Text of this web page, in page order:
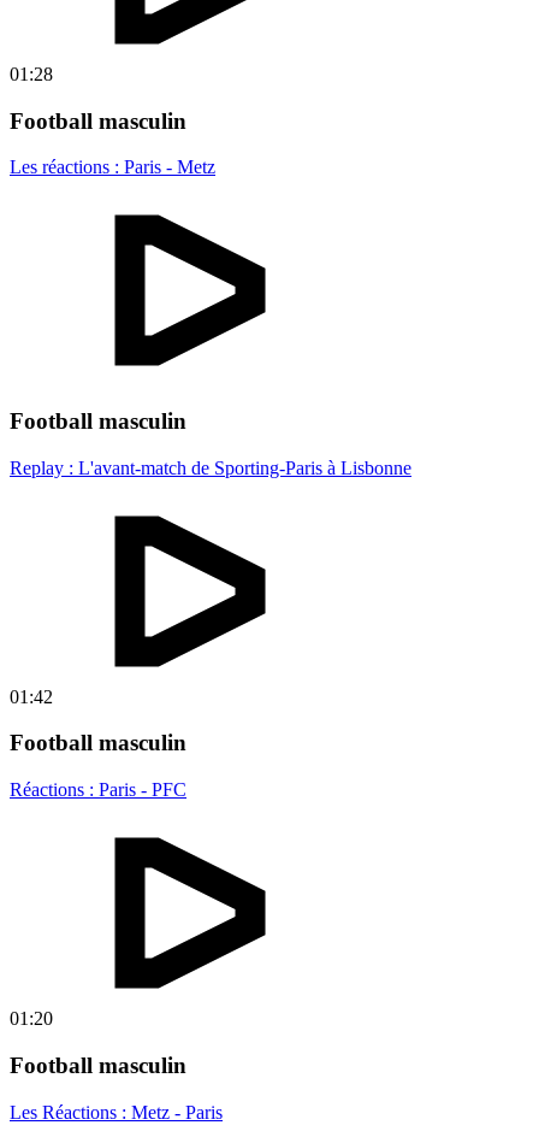
01:28
Football masculin
Les réactions : Paris - Metz
Football masculin
Replay : L'avant-match de Sporting-Paris à Lisbonne
01:42
Football masculin
Réactions : Paris - PFC
01:20
Football masculin
Les Réactions : Metz - Paris